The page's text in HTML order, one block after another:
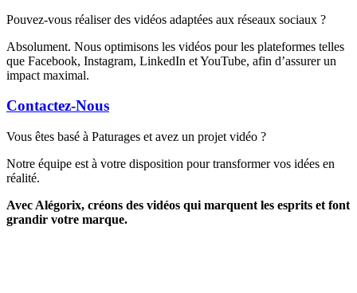
Pouvez-vous réaliser des vidéos adaptées aux réseaux sociaux ?
Absolument. Nous optimisons les vidéos pour les plateformes telles
que Facebook, Instagram, LinkedIn et YouTube, afin d’assurer un
impact maximal.
Contactez-Nous
Vous êtes basé à Paturages et avez un projet vidéo ?
Notre équipe est à votre disposition pour transformer vos idées en
réalité.
Avec Alégorix, créons des vidéos qui marquent les esprits et font
grandir votre marque.